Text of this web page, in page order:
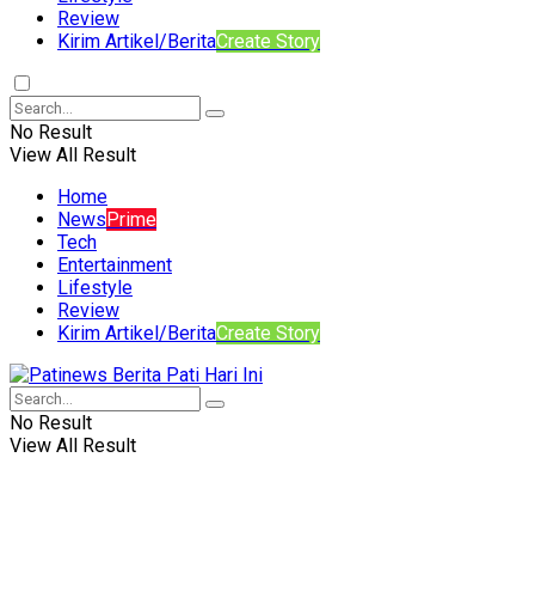
Review
Kirim Artikel/BeritaCreate Story
No Result
View All Result
Home
NewsPrime
Tech
Entertainment
Lifestyle
Review
Kirim Artikel/BeritaCreate Story
No Result
View All Result